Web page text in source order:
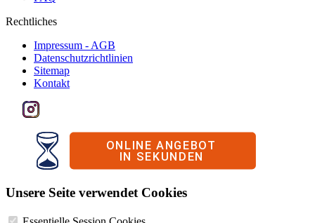
Rechtliches
Impressum - AGB
Datenschutzrichtlinien
Sitemap
Kontakt
Unsere Seite verwendet Cookies